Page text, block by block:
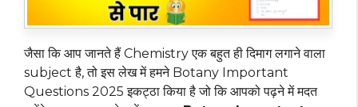
जैसा कि आप जानते हैं Chemistry एक बहुत ही दिमाग लगाने वाला
subject है, तो इस लेख में हमने Botany Important
Questions 2025 इकट्ठा किया है जो कि आपको पढ़ने में मदत